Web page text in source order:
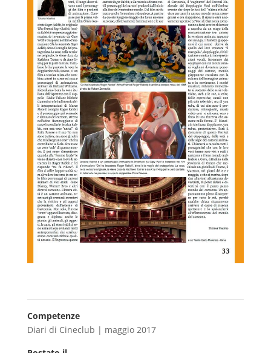
Competenze
Diari di Cineclub | maggio 2017